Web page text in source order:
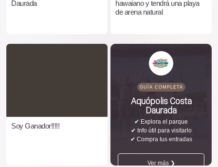
Daurada
hawaiano y tendrá una playa
de arena natural
Soy Ganador!!!!!
GUÍA COMPLETA
Aquópolis Costa
Daurada
✔ Explora el parque
✔ Info útil para visitarlo
✔ Compra tus entradas
Ver más ❯